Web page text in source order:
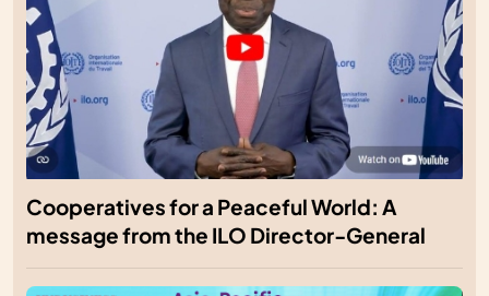
Cooperatives for a Peaceful World: A
message from the ILO Director-General